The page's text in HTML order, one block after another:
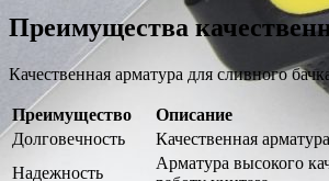
Преимущества
Качественная арматура для сливного
Преимущество
Описание
Долговечность
Качественная
Надежность
Арматура высокого